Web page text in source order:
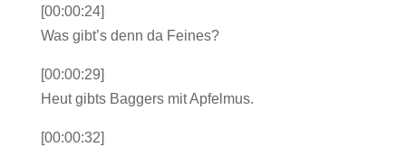
[00:00:24]
Was gibt’s denn da Feines?
[00:00:29]
Heut gibts Baggers mit Apfelmus.
[00:00:32]